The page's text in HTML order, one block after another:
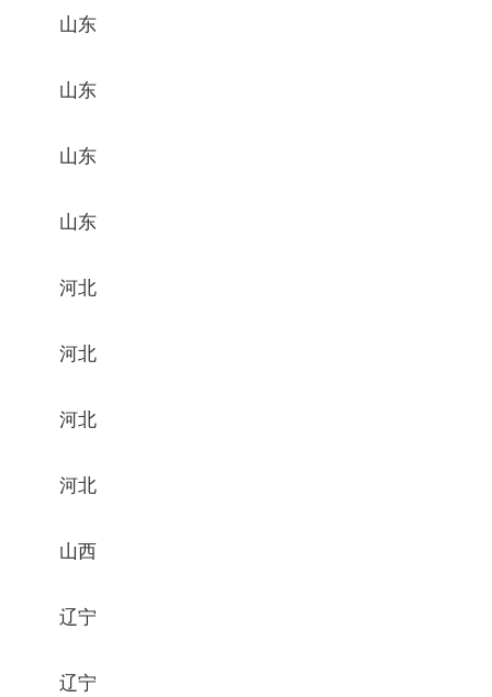
山东
山东
山东
山东
河北
河北
河北
河北
山西
辽宁
辽宁